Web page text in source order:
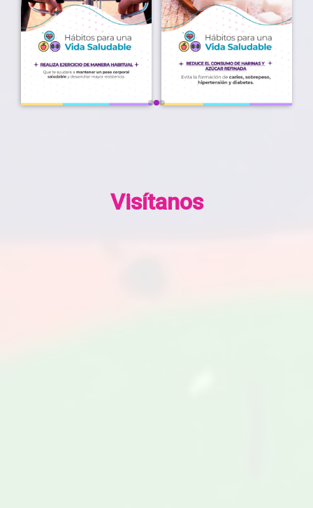
Visítanos